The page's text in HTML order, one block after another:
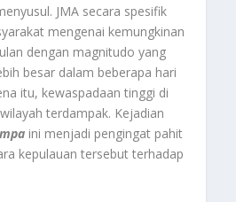
JMA secara spesifik
mengenai kemungkinan
dengan magnitudo yang
besar dalam beberapa hari
itu, kewaspadaan tinggi di
terdampak. Kejadian
ini menjadi pengingat pahit
kepulauan tersebut terhadap